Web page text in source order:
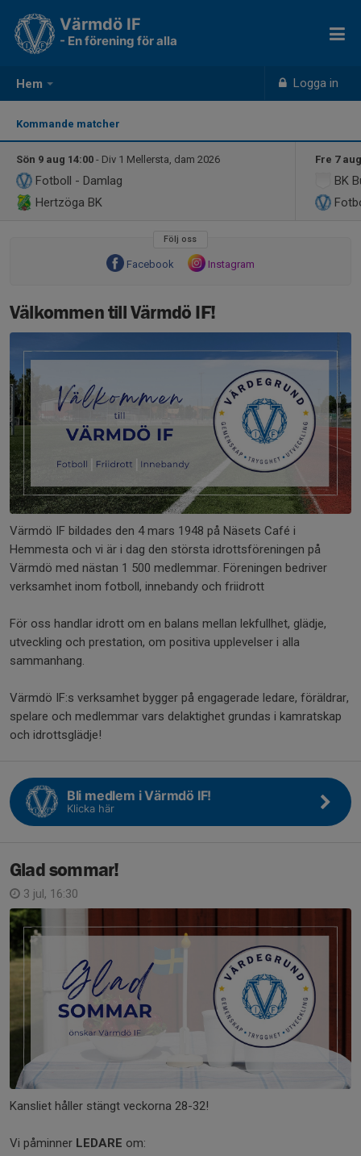
Hem Logga in
Värmdö IF
- En förening för alla
Kommande matcher
Sön 9 aug 14:00 - Div 1 Mellersta, dam 2026
Fotboll - Damlag
Hertzöga BK
Fre 7
BK
Följ oss
Facebook Instagram
Välkommen till Värmdö IF!
Värmdö IF bildades den 4 mars 1948 på Näsets Café i
Hemmesta och vi är i dag den största idrottsföreningen på
Värmdö med nästan 1 500 medlemmar. Föreningen bedriver
verksamhet inom fotboll, innebandy och friidrott
För oss handlar idrott om en balans mellan lekfullhet, glädje,
utveckling och prestation, om positiva upplevelser i alla
sammanhang.
Värmdö IF:s verksamhet bygger på engagerade ledare, föräldrar,
spelare och medlemmar vars delaktighet grundas i kamratskap
och idrottsglädje!
Bli medlem i Värmdö IF!
Klicka här
Glad sommar!
3 jul, 16:30
Kansliet håller stängt veckorna 28-32!
Vi påminner LEDARE om: